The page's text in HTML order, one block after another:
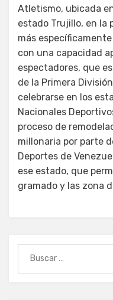
Atletismo, ubicada
estado Trujillo, en la
más
con una capacidad
espectadores, que
de la Primera
celebrarse en los
Nacionales
proceso de
millonaria por parte
Deportes de
ese estado, que
gramado y las zona